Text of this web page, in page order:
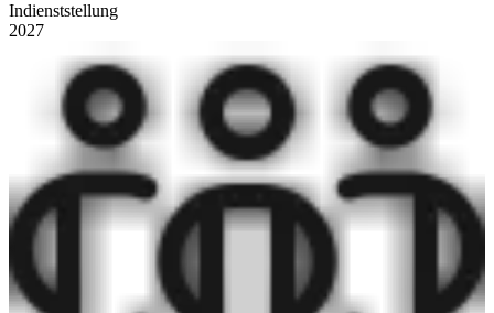
Indienststellung
2027